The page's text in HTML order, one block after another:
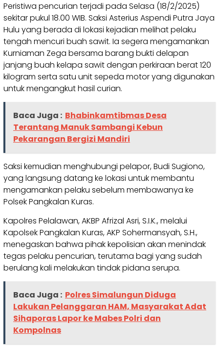
Peristiwa pencurian terjadi pada Selasa (18/2/2025)
sekitar pukul 18.00 WIB. Saksi Asterius Aspendi Putra Jaya
Hulu yang berada di lokasi kejadian melihat pelaku
tengah mencuri buah sawit. Ia segera mengamankan
Kurniaman Zega bersama barang bukti delapan
janjang buah kelapa sawit dengan perkiraan berat 120
kilogram serta satu unit sepeda motor yang digunakan
untuk mengangkut hasil curian.
Baca Juga : Bhabinkamtibmas Desa
Terantang Manuk Sambangi Kebun
Pekarangan Bergizi Mandiri
Saksi kemudian menghubungi pelapor, Budi Sugiono,
yang langsung datang ke lokasi untuk membantu
mengamankan pelaku sebelum membawanya ke
Polsek Pangkalan Kuras.
Kapolres Pelalawan, AKBP Afrizal Asri, S.I.K., melalui
Kapolsek Pangkalan Kuras, AKP Sohermansyah, S.H.,
menegaskan bahwa pihak kepolisian akan menindak
tegas pelaku pencurian, terutama bagi yang sudah
berulang kali melakukan tindak pidana serupa.
Baca Juga : Polres Simalungun Diduga
Lakukan Pelanggaran HAM, Masyarakat Adat
Sihaporas Lapor ke Mabes Polri dan
Kompolnas